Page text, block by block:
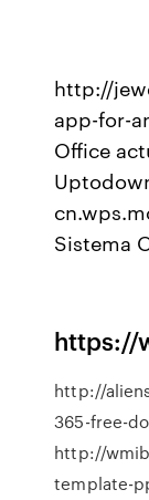
http://
app-for-
Office
Sistema
https://
http://
365-free-
http://
template-